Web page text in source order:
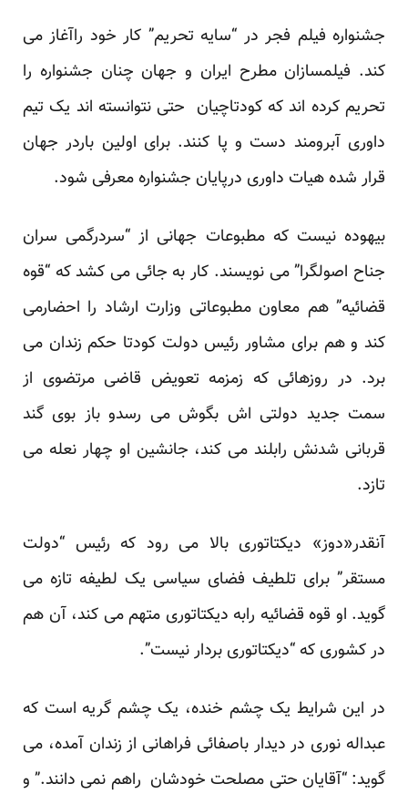
جشنواره فیلم فجر در “سایه تحریم” کار خود راآغاز می
کند. فیلمسازان مطرح ایران و جهان چنان جشنواره را
تحریم کرده اند که کودتاچیان حتی نتوانسته اند یک تیم
داوری آبرومند دست و پا کنند. برای اولین باردر جهان
قرار شده هیات داوری درپایان جشنواره معرفی شود.
بیهوده نیست که مطبوعات جهانی از “سردرگمی سران
جناح اصولگرا” می نویسند. کار به جائی می کشد که “قوه
قضائیه” هم معاون مطبوعاتی وزارت ارشاد را احضارمی
کند و هم برای مشاور رئیس دولت کودتا حکم زندان می
برد. در روزهائی که زمزمه تعویض قاضی مرتضوی از
سمت جدید دولتی اش بگوش می رسدو باز بوی گند
قربانی شدنش رابلند می کند، جانشین او چهار نعله می
تازد.
آنقدر«دوز» دیکتاتوری بالا می رود که رئیس “دولت
مستقر” برای تلطیف فضای سیاسی یک لطیفه تازه می
گوید. او قوه قضائیه رابه دیکتاتوری متهم می کند، آن هم
در کشوری که “دیکتاتوری بردار نیست”.
در این شرایط یک چشم خنده، یک چشم گریه است که
عبداله نوری در دیدار باصفائی فراهانی از زندان آمده، می
گوید: “آقایان حتی مصلحت خودشان راهم نمی دانند.” و